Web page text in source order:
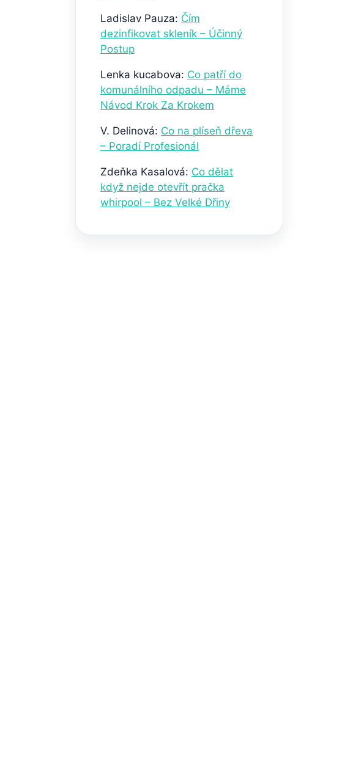
Ladislav Pauza: Čím
dezinfikovat skleník – Účinný
Postup
Lenka kucabova: Co patří do
komunálního odpadu – Máme
Návod Krok Za Krokem
V. Delinová: Co na plíseň dřeva
– Poradí Profesionál
Zdeňka Kasalová: Co dělat
když nejde otevřít pračka
whirpool – Bez Velké Dřiny